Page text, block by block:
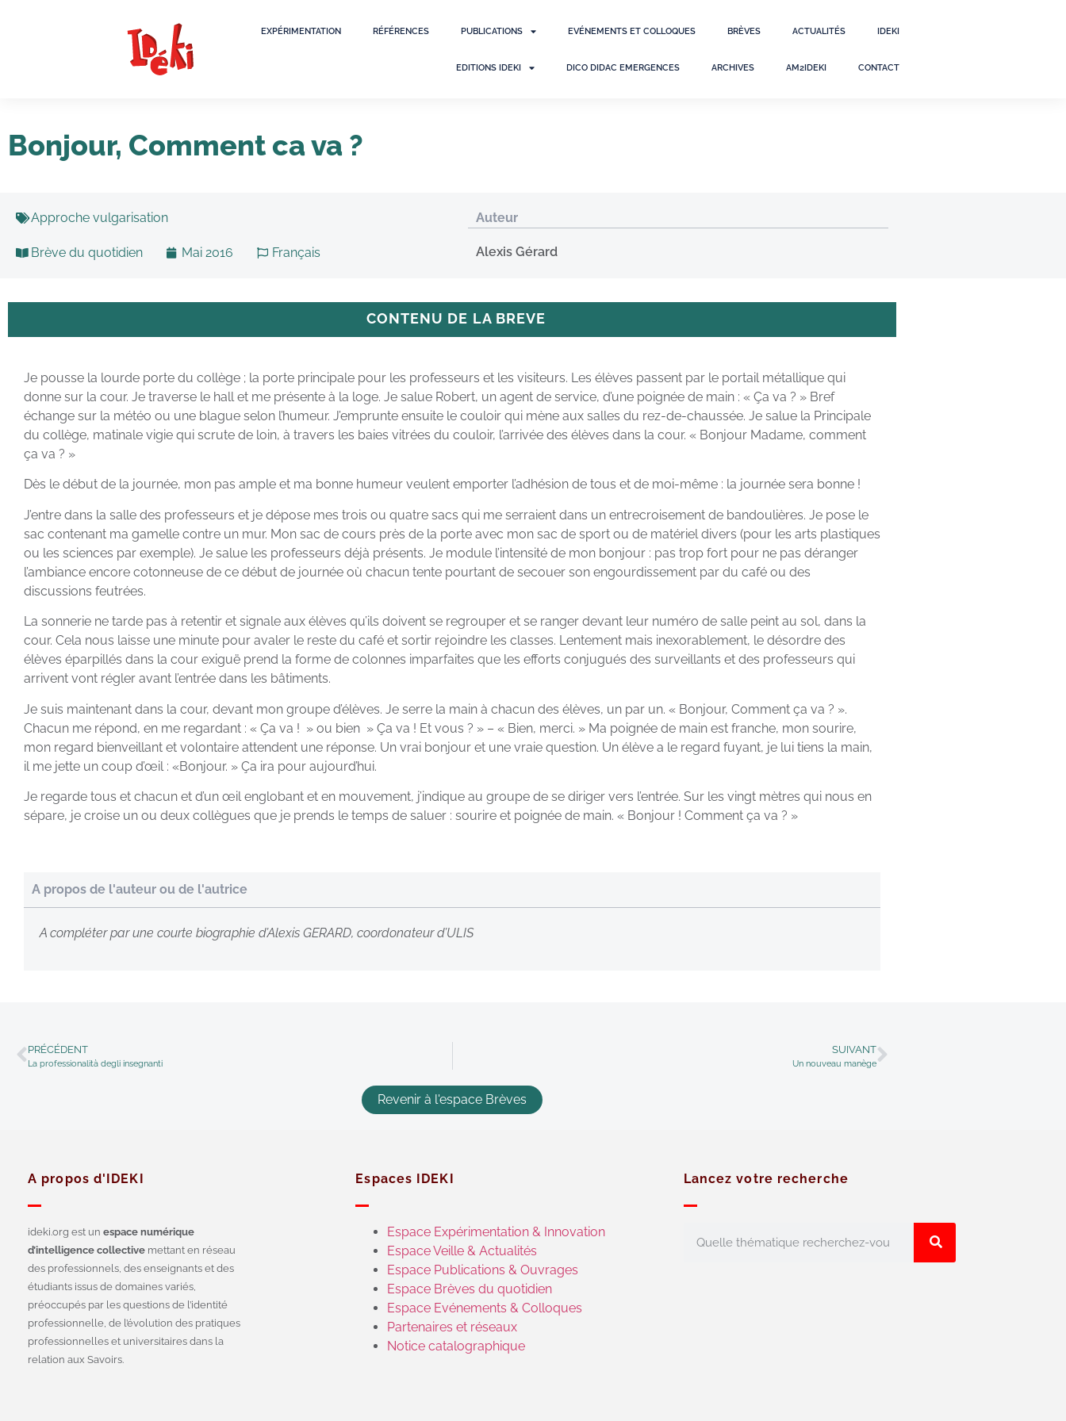
EXPÉRIMENTATION RÉFÉRENCES PUBLICATIONS EVÉNEMENTS ET COLLOQUES BRÈVES ACTUALITÉS IDEKI
EDITIONS IDEKI DICO DIDAC EMERGENCES ARCHIVES AM2IDEKI CONTACT
Bonjour, Comment ca va ?
Approche vulgarisation
Brève du quotidien Mai 2016 Français
Auteur
Alexis Gérard
CONTENU DE LA BREVE
Je pousse la lourde porte du collège ; la porte principale pour les professeurs et les visiteurs. Les élèves passent par le portail métallique qui
donne sur la cour. Je traverse le hall et me présente à la loge. Je salue Robert, un agent de service, d’une poignée de main : « Ça va ? » Bref
échange sur la météo ou une blague selon l’humeur. J’emprunte ensuite le couloir qui mène aux salles du rez-de-chaussée. Je salue la Principale
du collège, matinale vigie qui scrute de loin, à travers les baies vitrées du couloir, l’arrivée des élèves dans la cour. « Bonjour Madame, comment
ça va ? »
Dès le début de la journée, mon pas ample et ma bonne humeur veulent emporter l’adhésion de tous et de moi-même : la journée sera bonne !
J’entre dans la salle des professeurs et je dépose mes trois ou quatre sacs qui me serraient dans un entrecroisement de bandoulières. Je pose le
sac contenant ma gamelle contre un mur. Mon sac de cours près de la porte avec mon sac de sport ou de matériel divers (pour les arts plastiques
ou les sciences par exemple). Je salue les professeurs déjà présents. Je module l’intensité de mon bonjour : pas trop fort pour ne pas déranger
l’ambiance encore cotonneuse de ce début de journée où chacun tente pourtant de secouer son engourdissement par du café ou des
discussions feutrées.
La sonnerie ne tarde pas à retentir et signale aux élèves qu’ils doivent se regrouper et se ranger devant leur numéro de salle peint au sol, dans la
cour. Cela nous laisse une minute pour avaler le reste du café et sortir rejoindre les classes. Lentement mais inexorablement, le désordre des
élèves éparpillés dans la cour exiguë prend la forme de colonnes imparfaites que les efforts conjugués des surveillants et des professeurs qui
arrivent vont régler avant l’entrée dans les bâtiments.
Je suis maintenant dans la cour, devant mon groupe d’élèves. Je serre la main à chacun des élèves, un par un. « Bonjour, Comment ça va ? ».
Chacun me répond, en me regardant : « Ça va ! » ou bien » Ça va ! Et vous ? » – « Bien, merci. » Ma poignée de main est franche, mon sourire,
mon regard bienveillant et volontaire attendent une réponse. Un vrai bonjour et une vraie question. Un élève a le regard fuyant, je lui tiens la main,
il me jette un coup d’œil : «Bonjour. » Ça ira pour aujourd’hui.
Je regarde tous et chacun et d’un œil englobant et en mouvement, j’indique au groupe de se diriger vers l’entrée. Sur les vingt mètres qui nous en
sépare, je croise un ou deux collègues que je prends le temps de saluer : sourire et poignée de main. « Bonjour ! Comment ça va ? »
A propos de l'auteur ou de l'autrice
A compléter par une courte biographie d’Alexis GERARD, coordonateur d’ULIS
PRÉCÉDENT
La professionalità degli insegnanti
SUIVANT
Un nouveau manège
Revenir à l'espace Brèves
A propos d'IDEKI
ideki.org est un espace numérique
d’intelligence collective mettant en réseau
des professionnels, des enseignants et des
étudiants issus de domaines variés,
préoccupés par les questions de l’identité
professionnelle, de l’évolution des pratiques
professionnelles et universitaires dans la
relation aux Savoirs.
Espaces IDEKI
Espace Expérimentation & Innovation
Espace Veille & Actualités
Espace Publications & Ouvrages
Espace Brèves du quotidien
Espace Evénements & Colloques
Partenaires et réseaux
Notice catalographique
Lancez votre recherche